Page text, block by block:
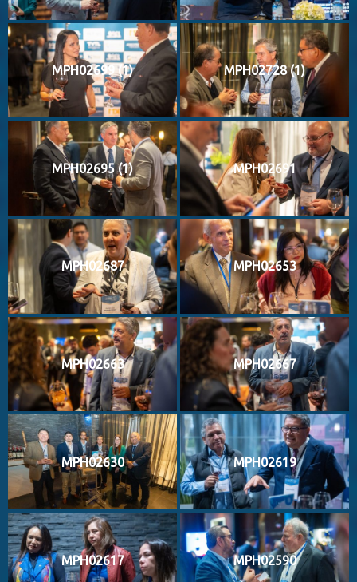
MPH02699 (1) MPH02728 (1)
MPH02695 (1) MPH02691
MPH02687 MPH02653
MPH02663 MPH02667
MPH02630 MPH02619
MPH02617 MPH02590